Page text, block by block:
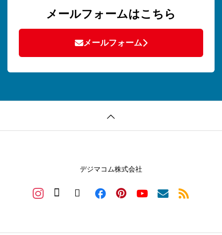
メールフォームはこちら
メールフォーム
デジマコム株式会社